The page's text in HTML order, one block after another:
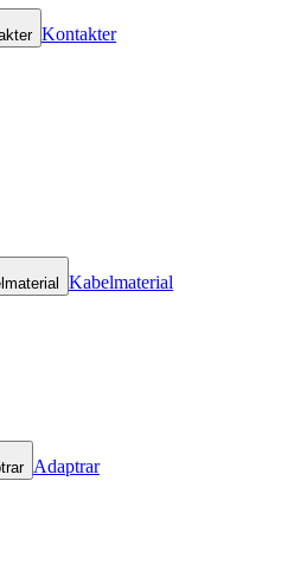
Kontakter
Kabelmaterial
Adaptrar